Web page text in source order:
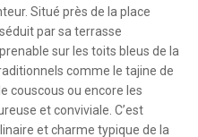
Situé près de la place
par sa terrasse
sur les toits bleus de la
comme le tajine de
couscous ou encore les
et conviviale. C’est
et charme typique de la